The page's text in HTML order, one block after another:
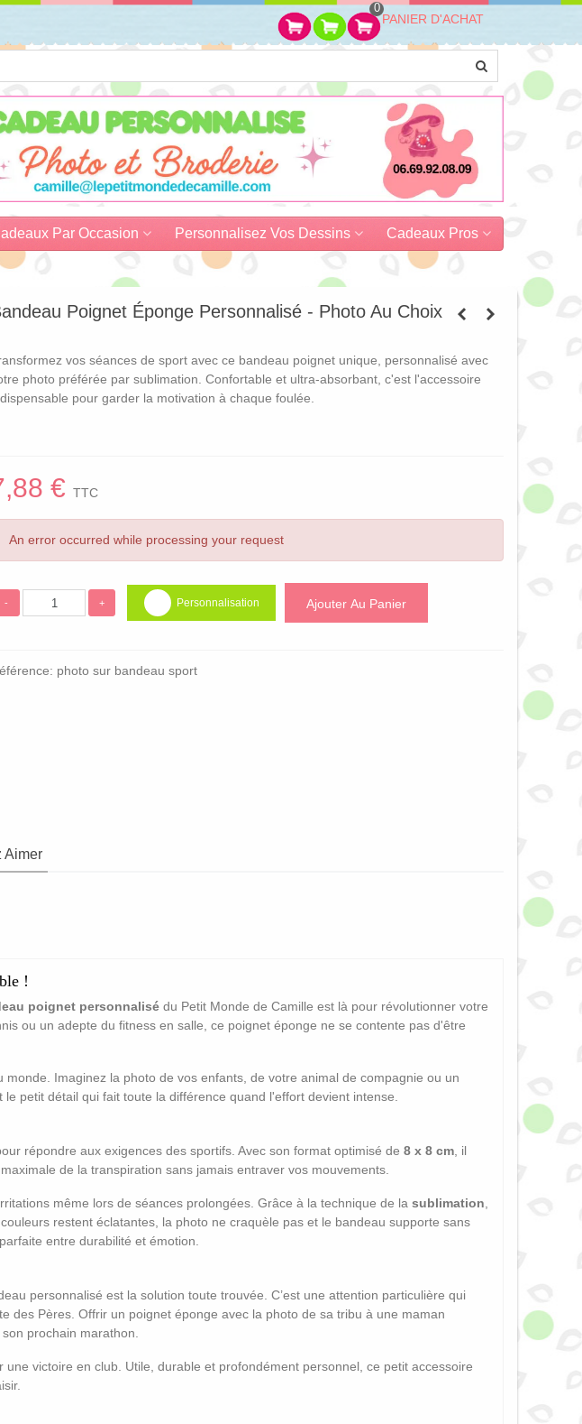
0
PANIER D'ACHAT
Par Occasion Personnalisez Vos Dessins Cadeaux Pros
Poignet Éponge Personnalisé - Photo Au Choix
vos séances de sport avec ce bandeau poignet unique, personnalisé avec
photo préférée par sublimation. Confortable et ultra-absorbant, c'est l'accessoire
pour garder la motivation à chaque foulée.
€ TTC
An error occurred while processing your request
- + Personnalisation Ajouter Au Panier
photo sur bandeau sport
Aimer
!
poignet personnalisé du Petit Monde de Camille est là pour révolutionner votre
ou un adepte du fitness en salle, ce poignet éponge ne se contente pas d'être
Imaginez la photo de vos enfants, de votre animal de compagnie ou un
petit détail qui fait toute la différence quand l'effort devient intense.
répondre aux exigences des sportifs. Avec son format optimisé de 8 x 8 cm , il
de la transpiration sans jamais entraver vos mouvements.
même lors de séances prolongées. Grâce à la technique de la sublimation
restent éclatantes, la photo ne craquèle pas et le bandeau supporte sans
entre durabilité et émotion.
personnalisé est la solution toute trouvée. C’est une attention particulière qui
des Pères. Offrir un poignet éponge avec la photo de sa tribu à une maman
prochain marathon.
victoire en club. Utile, durable et profondément personnel, ce petit accessoire